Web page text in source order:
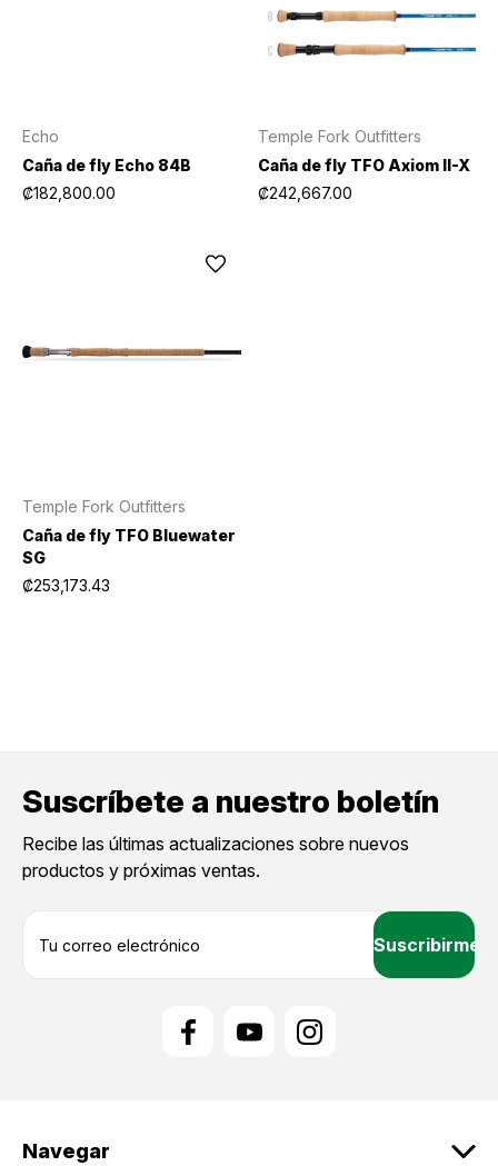
Echo
Caña de fly Echo 84B
₡182,800.00
Temple Fork Outfitters
Caña de fly TFO Axiom II-X
₡242,667.00
Temple Fork Outfitters
Caña de fly TFO Bluewater
SG
₡253,173.43
Suscríbete a nuestro boletín
Recibe las últimas actualizaciones sobre nuevos
productos y próximas ventas.
e
Navegar